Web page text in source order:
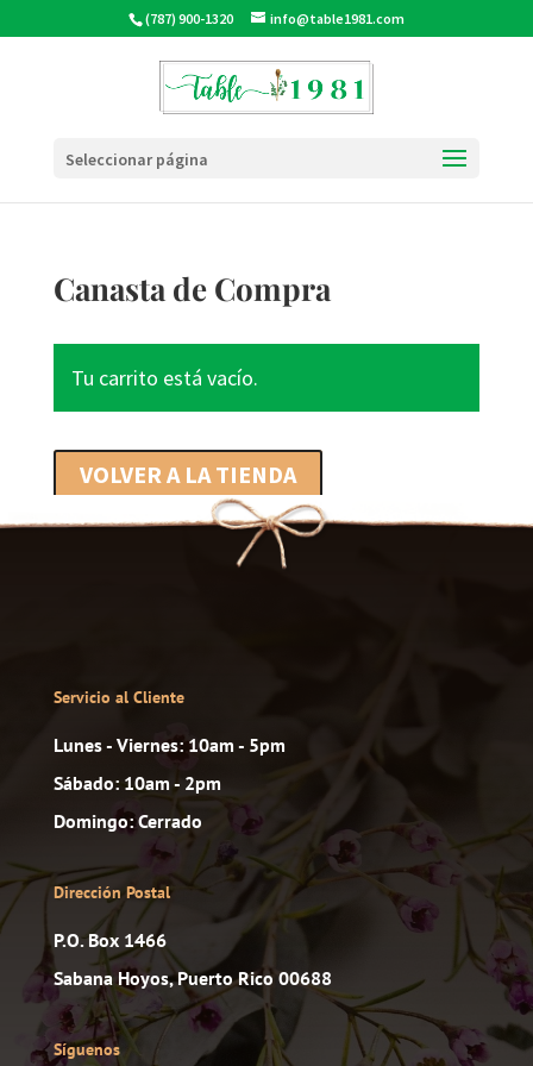
(787) 900-1320 info@table1981.com
Seleccionar página
Canasta de Compra
Tu carrito está vacío.
VOLVER A LA TIENDA
Servicio al Cliente
Lunes - Viernes: 10am - 5pm
Sábado: 10am - 2pm
Domingo: Cerrado
Dirección Postal
P.O. Box 1466
Sabana Hoyos, Puerto Rico 00688
Síguenos